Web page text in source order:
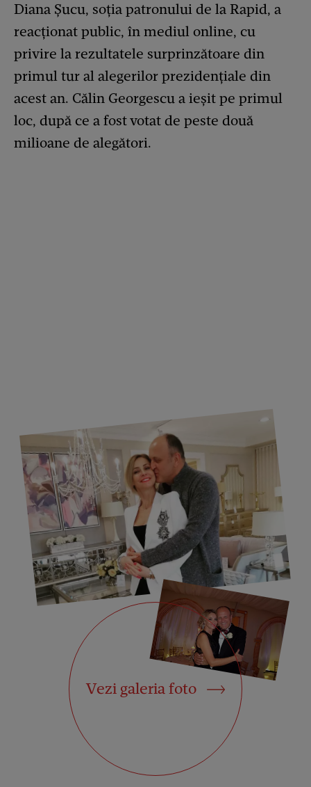
Diana Șucu, soția patronului de la Rapid, a
reacționat public, în mediul online, cu
privire la rezultatele surprinzătoare din
primul tur al alegerilor prezidențiale din
acest an. Călin Georgescu a ieșit pe primul
loc, după ce a fost votat de peste două
milioane de alegători.
Vezi galeria foto